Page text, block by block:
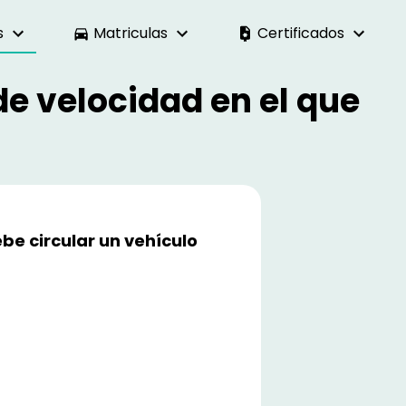
Matriculas Certificados
velocidad en el que
circular un vehículo